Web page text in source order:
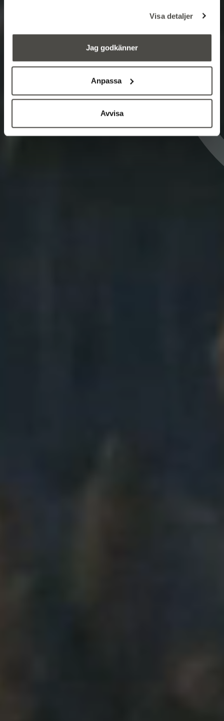
Visa detaljer
Jag godkänner
Anpassa
Avvisa
digitaliseringför
hållbart skogsbruk.